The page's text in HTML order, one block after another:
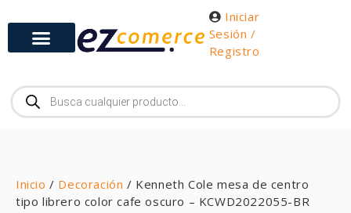
Iniciar
Sesión /
Registro
Inicio / Decoración / Kenneth Cole mesa de centro
tipo librero color cafe oscuro – KCWD2022055-BR